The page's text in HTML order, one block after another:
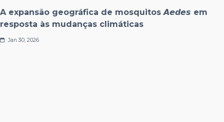
A expansão geográfica de mosquitos 𝘼𝙚𝙙𝙚𝙨 em
resposta às mudanças climáticas
Jan 30, 2026